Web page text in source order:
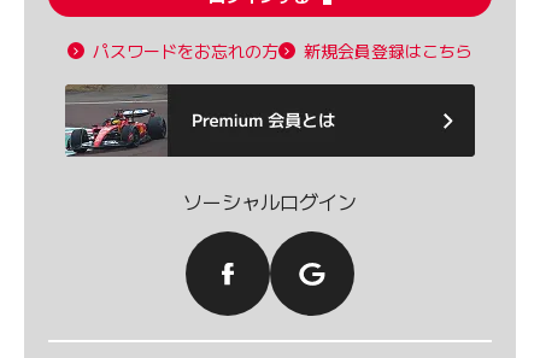
パスワードをお忘れの方 新規会員登録はこちら
ソーシャルログイン